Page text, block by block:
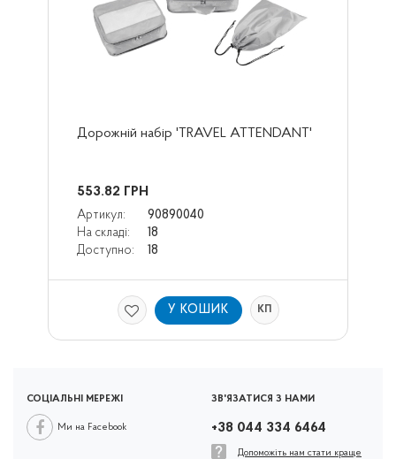
Дорожній набір 'TRAVEL ATTENDANT'
553.82 ГРН
Артикул:
90890040
На складі:
18
Доступно:
18
У КОШИК КП
СОЦІАЛЬНІ МЕРЕЖІ
Ми на Facebook
ЗВ'ЯЗАТИСЯ З НАМИ
+38 044 334 6464
Допоможіть нам стати краще